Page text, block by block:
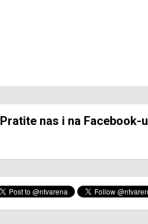
Pratite nas i na Facebook-u